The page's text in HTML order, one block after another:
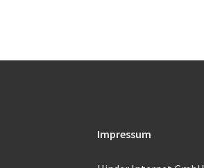
Impressum